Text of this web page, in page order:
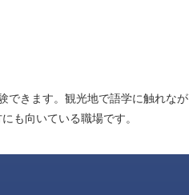
できます。観光地で語学に触れなが
も向いている職場です。